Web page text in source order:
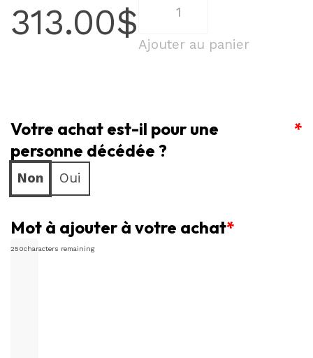
313.00$ Sublime
blanc
et
Ajouter au panier
*
Votre achat est-il pour une
personne décédée ?
Non Oui
*
Mot à ajouter à votre achat
250characters remaining